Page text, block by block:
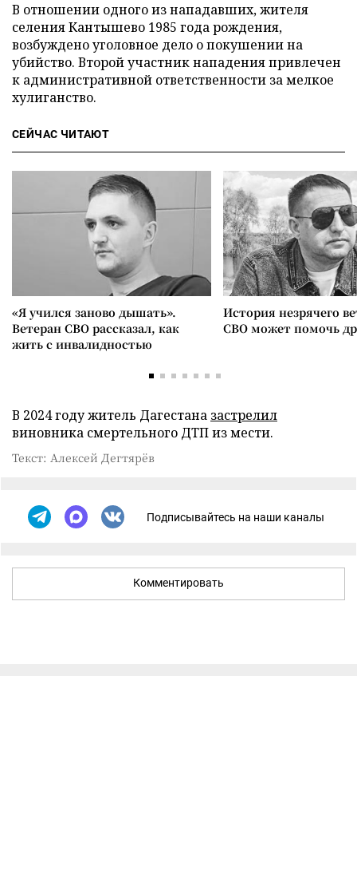
В отношении одного из нападавших, жителя
селения Кантышево 1985 года рождения,
возбуждено уголовное дело о покушении на
убийство. Второй участник нападения привлечен
к административной ответственности за мелкое
хулиганство.
СЕЙЧАС ЧИТАЮТ
«Я учился заново дышать».
Ветеран СВО рассказал, как
жить с инвалидностью
История незрячего
СВО может помочь
В 2024 году житель Дагестана застрелил
виновника смертельного ДТП из мести.
Текст: Алексей Дегтярёв
Подписывайтесь на наши каналы
Комментировать